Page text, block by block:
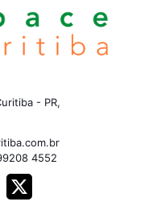
- PR,
4552